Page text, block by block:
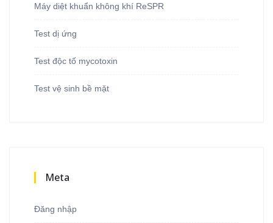
Máy diệt khuẩn không khí ReSPR
Test dị ứng
Test độc tố mycotoxin
Test vệ sinh bề mặt
Meta
Đăng nhập